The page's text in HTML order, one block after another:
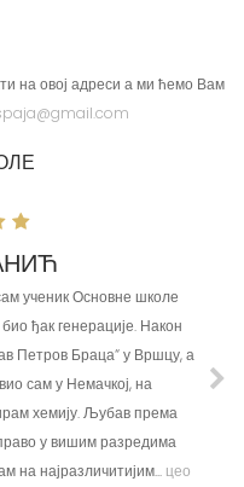
на овој адреси а ми ћемо Вам
Недеља,
ствари.
други
Основне школе
генерације. Након
Браца“ у Вршцу, а
у Немачкој, на
хемију. Љубав према
у вишим разредима
цео